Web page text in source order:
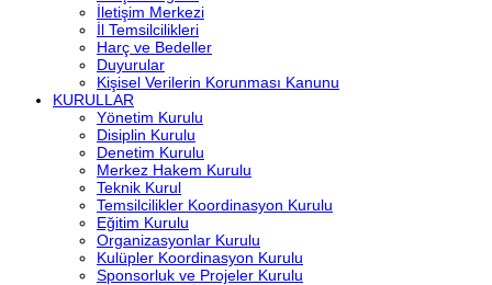
İletişim Merkezi
İl Temsilcilikleri
Harç ve Bedeller
Duyurular
Kişisel Verilerin Korunması Kanunu
KURULLAR
Yönetim Kurulu
Disiplin Kurulu
Denetim Kurulu
Merkez Hakem Kurulu
Teknik Kurul
Temsilcilikler Koordinasyon Kurulu
Eğitim Kurulu
Organizasyonlar Kurulu
Kulüpler Koordinasyon Kurulu
Sponsorluk ve Projeler Kurulu